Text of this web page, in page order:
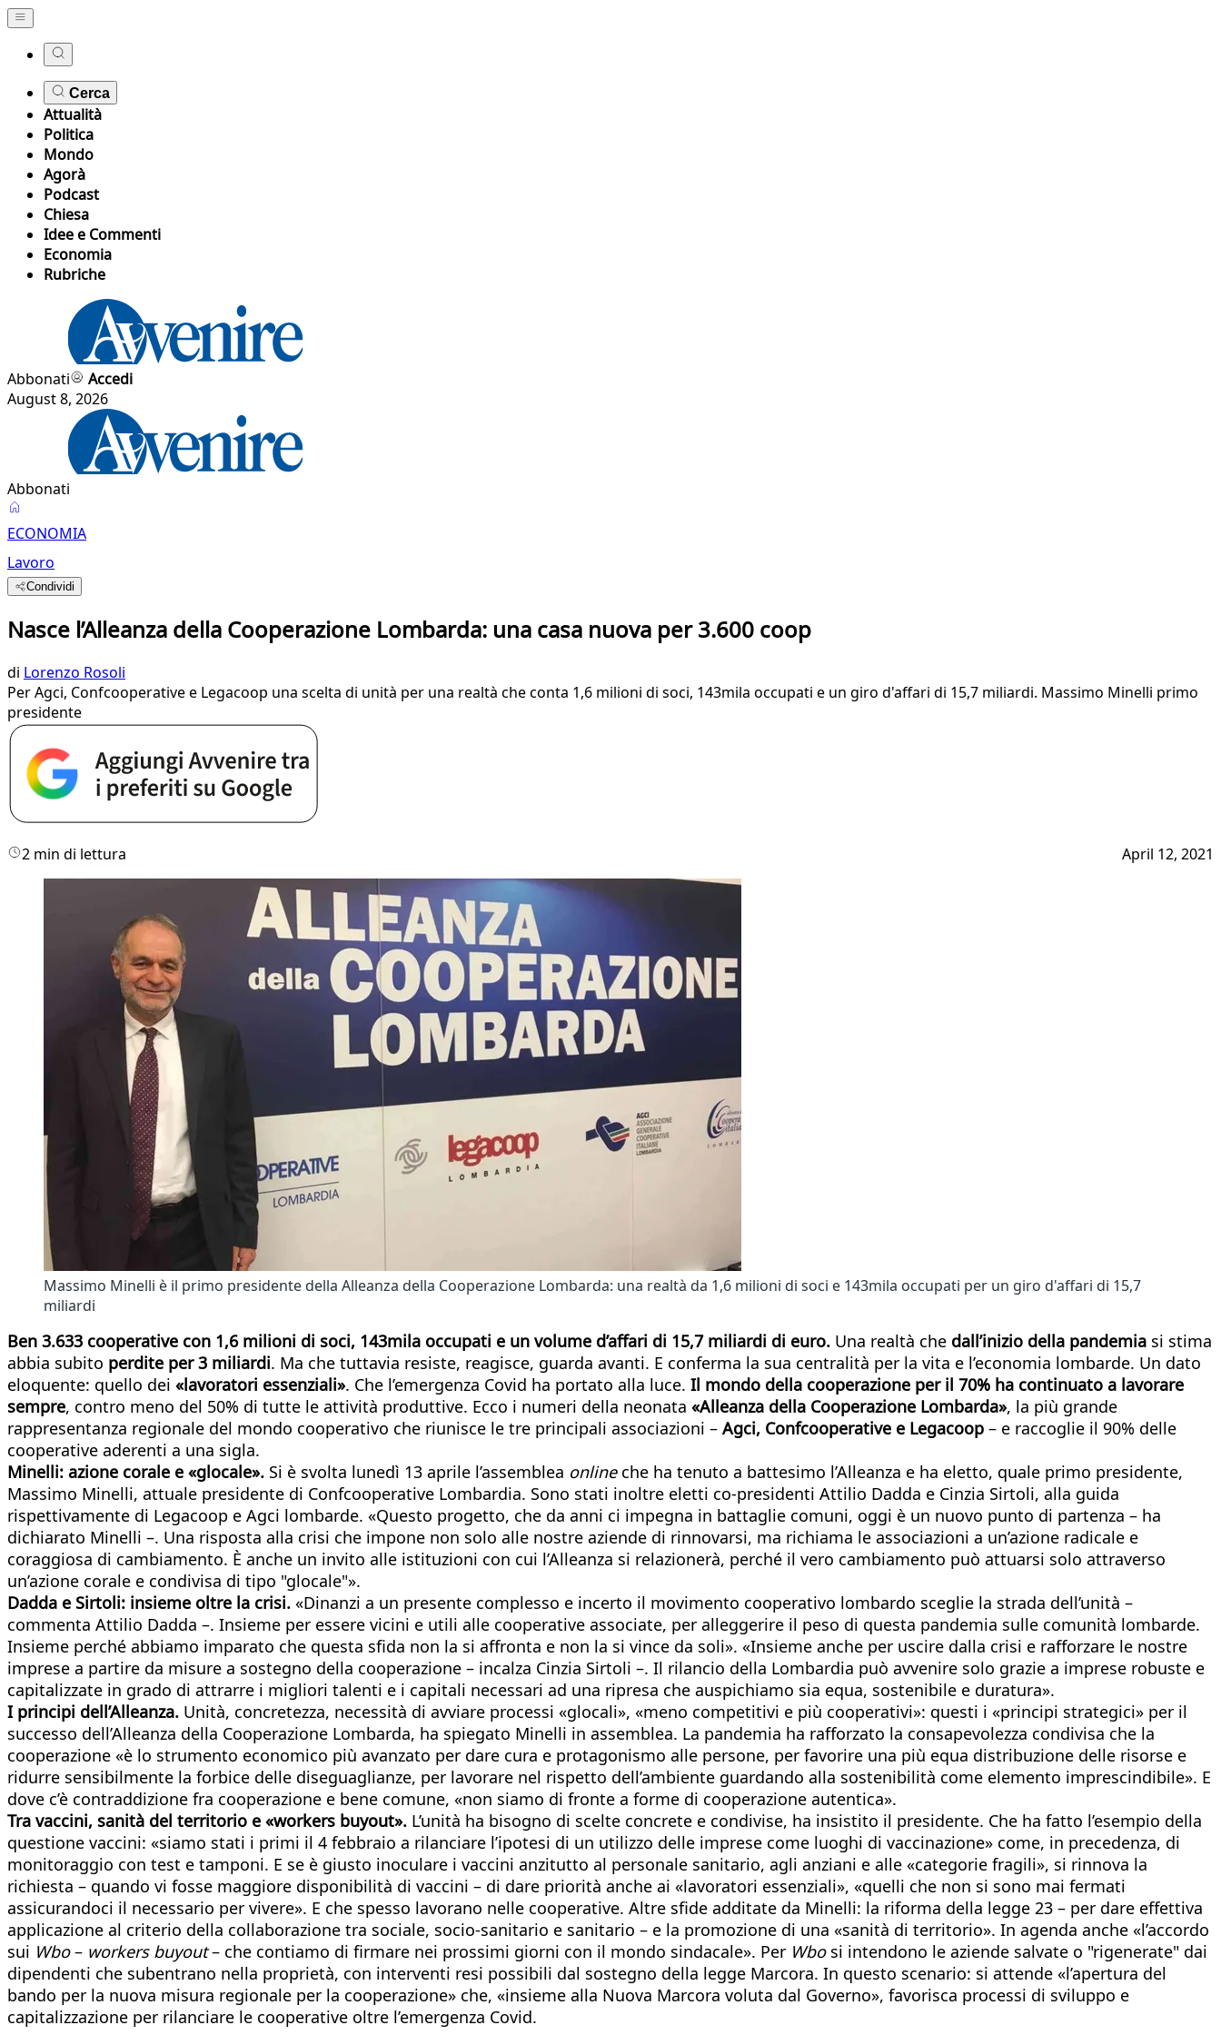
Cerca
Attualità
Politica
Mondo
Agorà
Podcast
Chiesa
Idee e Commenti
Economia
Rubriche
Abbonati
Accedi
August 8, 2026
Abbonati
ECONOMIA
Lavoro
Condividi
Nasce l’Alleanza della Cooperazione Lombarda: una casa nuova per 3.600 coop
di Lorenzo Rosoli
Per Agci, Confcooperative e Legacoop una scelta di unità per una realtà che conta 1,6 milioni di soci, 143mila occupati e un giro d'affari di 15,7 miliardi. Massimo Minelli primo
presidente
2 min di lettura April 12, 2021
Massimo Minelli è il primo presidente della Alleanza della Cooperazione Lombarda: una realtà da 1,6 milioni di soci e 143mila occupati per un giro d'affari di 15,7
miliardi
Ben 3.633 cooperative con 1,6 milioni di soci, 143mila occupati e un volume d’affari di 15,7 miliardi di euro. Una realtà che dall’inizio della pandemia si stima
abbia subito perdite per 3 miliardi. Ma che tuttavia resiste, reagisce, guarda avanti. E conferma la sua centralità per la vita e l’economia lombarde. Un dato
eloquente: quello dei «lavoratori essenziali». Che l’emergenza Covid ha portato alla luce. Il mondo della cooperazione per il 70% ha continuato a lavorare
sempre, contro meno del 50% di tutte le attività produttive. Ecco i numeri della neonata «Alleanza della Cooperazione Lombarda», la più grande
rappresentanza regionale del mondo cooperativo che riunisce le tre principali associazioni – Agci, Confcooperative e Legacoop – e raccoglie il 90% delle
cooperative aderenti a una sigla.
Minelli: azione corale e «glocale». Si è svolta lunedì 13 aprile l’assemblea online che ha tenuto a battesimo l’Alleanza e ha eletto, quale primo presidente,
Massimo Minelli, attuale presidente di Confcooperative Lombardia. Sono stati inoltre eletti co-presidenti Attilio Dadda e Cinzia Sirtoli, alla guida
rispettivamente di Legacoop e Agci lombarde. «Questo progetto, che da anni ci impegna in battaglie comuni, oggi è un nuovo punto di partenza – ha
dichiarato Minelli –. Una risposta alla crisi che impone non solo alle nostre aziende di rinnovarsi, ma richiama le associazioni a un’azione radicale e
coraggiosa di cambiamento. È anche un invito alle istituzioni con cui l’Alleanza si relazionerà, perché il vero cambiamento può attuarsi solo attraverso
un’azione corale e condivisa di tipo "glocale"».
Dadda e Sirtoli: insieme oltre la crisi. «Dinanzi a un presente complesso e incerto il movimento cooperativo lombardo sceglie la strada dell’unità –
commenta Attilio Dadda –. Insieme per essere vicini e utili alle cooperative associate, per alleggerire il peso di questa pandemia sulle comunità lombarde.
Insieme perché abbiamo imparato che questa sfida non la si affronta e non la si vince da soli». «Insieme anche per uscire dalla crisi e rafforzare le nostre
imprese a partire da misure a sostegno della cooperazione – incalza Cinzia Sirtoli –. Il rilancio della Lombardia può avvenire solo grazie a imprese robuste e
capitalizzate in grado di attrarre i migliori talenti e i capitali necessari ad una ripresa che auspichiamo sia equa, sostenibile e duratura».
I principi dell’Alleanza. Unità, concretezza, necessità di avviare processi «glocali», «meno competitivi e più cooperativi»: questi i «principi strategici» per il
successo dell’Alleanza della Cooperazione Lombarda, ha spiegato Minelli in assemblea. La pandemia ha rafforzato la consapevolezza condivisa che la
cooperazione «è lo strumento economico più avanzato per dare cura e protagonismo alle persone, per favorire una più equa distribuzione delle risorse e
ridurre sensibilmente la forbice delle diseguaglianze, per lavorare nel rispetto dell’ambiente guardando alla sostenibilità come elemento imprescindibile». E
dove c’è contraddizione fra cooperazione e bene comune, «non siamo di fronte a forme di cooperazione autentica».
Tra vaccini, sanità del territorio e «workers buyout». L’unità ha bisogno di scelte concrete e condivise, ha insistito il presidente. Che ha fatto l’esempio della
questione vaccini: «siamo stati i primi il 4 febbraio a rilanciare l’ipotesi di un utilizzo delle imprese come luoghi di vaccinazione» come, in precedenza, di
monitoraggio con test e tamponi. E se è giusto inoculare i vaccini anzitutto al personale sanitario, agli anziani e alle «categorie fragili», si rinnova la
richiesta – quando vi fosse maggiore disponibilità di vaccini – di dare priorità anche ai «lavoratori essenziali», «quelli che non si sono mai fermati
assicurandoci il necessario per vivere». E che spesso lavorano nelle cooperative. Altre sfide additate da Minelli: la riforma della legge 23 – per dare effettiva
applicazione al criterio della collaborazione tra sociale, socio-sanitario e sanitario – e la promozione di una «sanità di territorio». In agenda anche «l’accordo
sui Wbo– workers buyout– che contiamo di firmare nei prossimi giorni con il mondo sindacale». Per Wbosi intendono le aziende salvate o "rigenerate" dai
dipendenti che subentrano nella proprietà, con interventi resi possibili dal sostegno della legge Marcora. In questo scenario: si attende «l’apertura del
bando per la nuova misura regionale per la cooperazione» che, «insieme alla Nuova Marcora voluta dal Governo», favorisca processi di sviluppo e
capitalizzazione per rilanciare le cooperative oltre l’emergenza Covid.